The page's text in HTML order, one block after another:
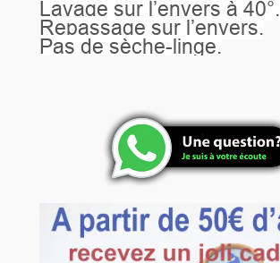
Lavage sur l’envers à 40°.
Repassage sur l’envers.
Pas de sèche-linge.